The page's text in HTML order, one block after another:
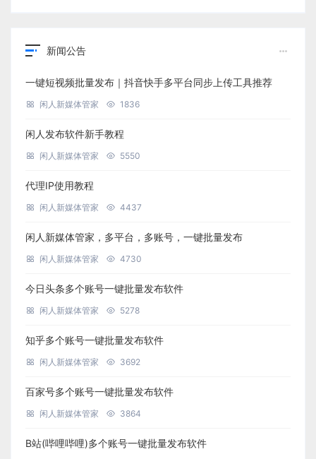
新闻公告
一键短视频批量发布｜抖音快手多平台同步上传工具推荐
闲人新媒体管家 1836
闲人发布软件新手教程
闲人新媒体管家 5550
代理IP使用教程
闲人新媒体管家 4437
闲人新媒体管家，多平台，多账号，一键批量发布
闲人新媒体管家 4730
今日头条多个账号一键批量发布软件
闲人新媒体管家 5278
知乎多个账号一键批量发布软件
闲人新媒体管家 3692
百家号多个账号一键批量发布软件
闲人新媒体管家 3864
B站(哔哩哔哩)多个账号一键批量发布软件